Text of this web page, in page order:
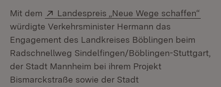
Mit dem Extern:
Landespreis „Neue Wege schaffen“
würdigte Verkehrsminister Hermann das
Engagement des Landkreises Böblingen beim
Radschnellweg Sindelfingen/Böblingen-Stuttgart,
der Stadt Mannheim bei ihrem Projekt
Bismarckstraße sowie der Stadt